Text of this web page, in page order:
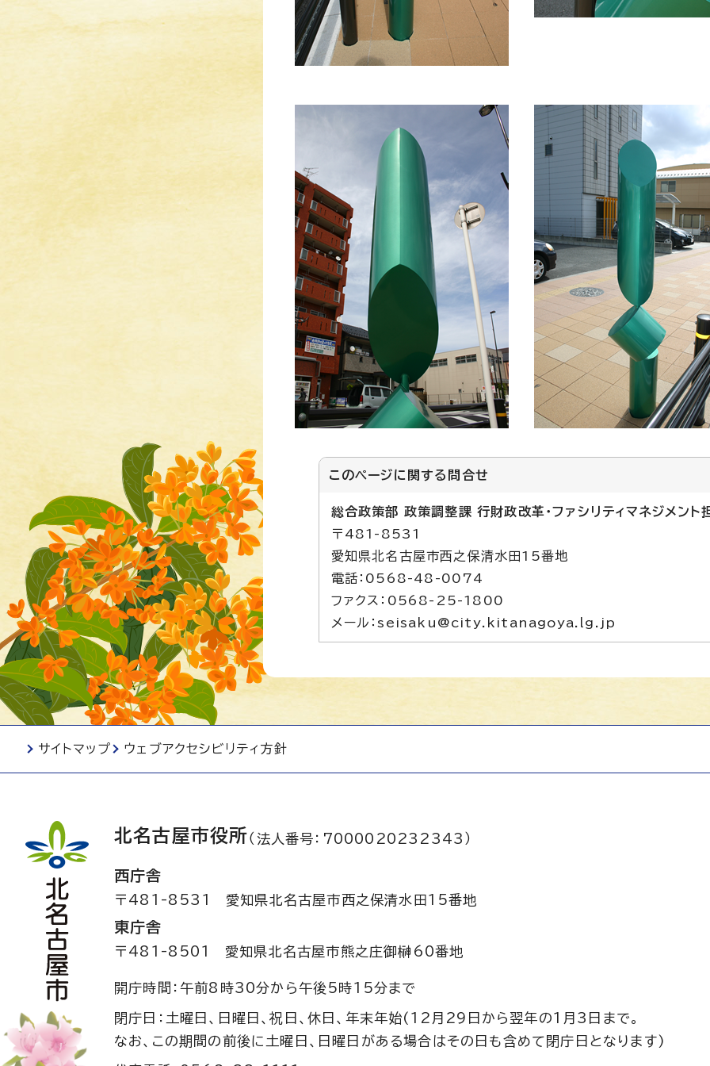
このページに関する 問合せ
総合政策部 政策調整課 行財政改革・ファシリティマネジメント
〒481-8531
愛知県北名古屋市西之保清水田15番地
電話：0568-48-0074
ファクス：0568-25-1800
メール：seisaku@city.kitanagoya.lg.jp
サイトマップ ウェブアクセシビリティ方針
北名古屋市役所（法人番号：7000020232343）
西庁舎
〒481-8531 愛知県北名古屋市西之保清水田15番地
東庁舎
〒481-8501 愛知県北名古屋市熊之庄御榊60番地
開庁時間：午前8時30分から午後5時15分まで
閉庁日：土曜日、日曜日、祝日、休日、年末年始(12月29日から翌年の1月3日まで。
なお、この期間の前後に土曜日、日曜日がある場合はその日も含めて閉庁日となります)